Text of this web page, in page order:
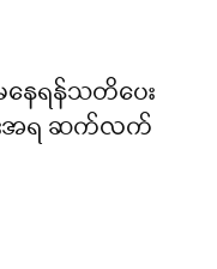
နေရန်သတိပေး
းအရ ဆက်လက်